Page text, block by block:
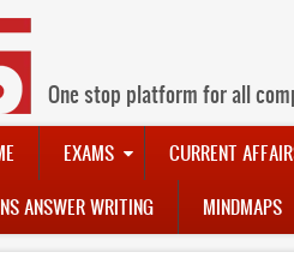
One stop platform for all
EXAMS CURRENT
ANSWER WRITING MINDMAPS